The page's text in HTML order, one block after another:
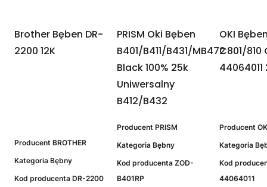
Brother Bęben DR-
2200 12K
Producent BROTHER
Kategoria Bębny
Kod producenta DR-2200
PRISM Oki Bęben
B401/B411/B431/MB472
Black 100% 25k
Uniwersalny
B412/B432
Producent PRISM
Kategoria Bębny
Kod producenta ZOD-
B401RP
OKI
C801/810
44064011
Producent
Kategoria
Kod
44064011